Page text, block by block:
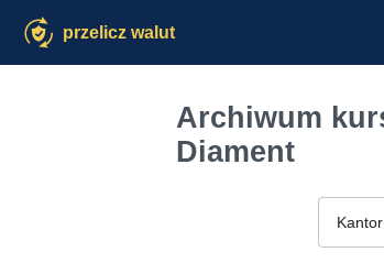
przelicz walut
Archiwum
Diament